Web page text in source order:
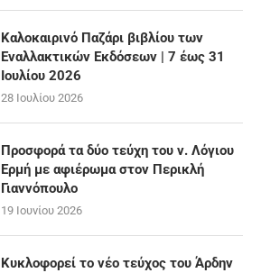
Καλοκαιρινό Παζάρι βιβλίου των
Εναλλακτικών Εκδόσεων | 7 έως 31
Ιουλίου 2026
28 Ιουλίου 2026
Προσφορά τα δύο τεύχη του ν. Λόγιου
Ερμή με αφιέρωμα στον Περικλή
Γιαννόπουλο
19 Ιουνίου 2026
Κυκλοφορεί το νέο τεύχος του Άρδην